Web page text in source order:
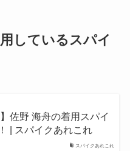
しているスパイ
スパイクあれこれ
】佐野 海舟の着用スパイ
| スパイクあれこれ